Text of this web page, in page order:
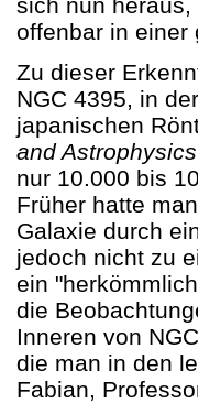
offenbar in einer
Zu dieser
NGC 4395, in
japanischen
and Astrophysics
nur 10.000 bis
Früher hatte
Galaxie durch
jedoch nicht zu
ein
die
Inneren von
die man in den
Fabian,